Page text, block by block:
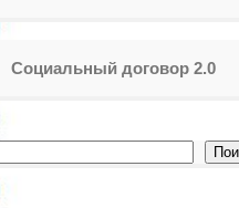
Социальный договор 2.0